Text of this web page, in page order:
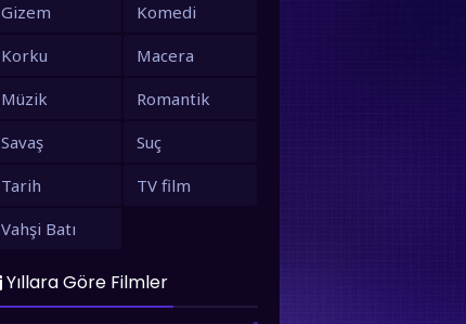
Gizem
Komedi
Korku
Macera
Müzik
Romantik
Savaş
Suç
Tarih
TV film
Vahşi Batı
Yıllara Göre Filmler